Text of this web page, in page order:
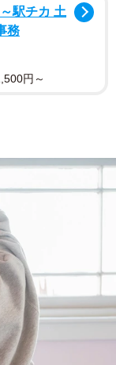
駅チカ 土
務
円～